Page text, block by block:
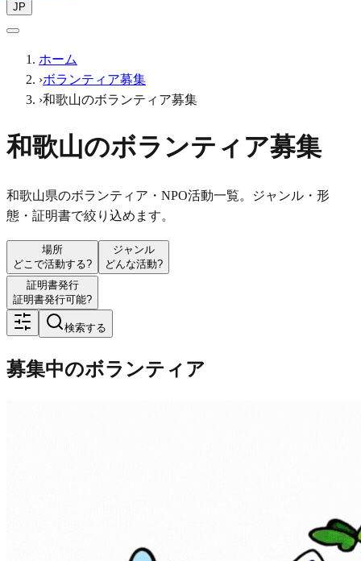
JP
ホーム
›ボランティア募集
›和歌山のボランティア募集
和歌山のボランティア募集
和歌山県のボランティア・NPO活動一覧。ジャンル・形
態・証明書で絞り込めます。
場所
どこで活動する?
ジャンル
どんな活動?
証明書発行
証明書発行可能?
検索する
募集中のボランティア